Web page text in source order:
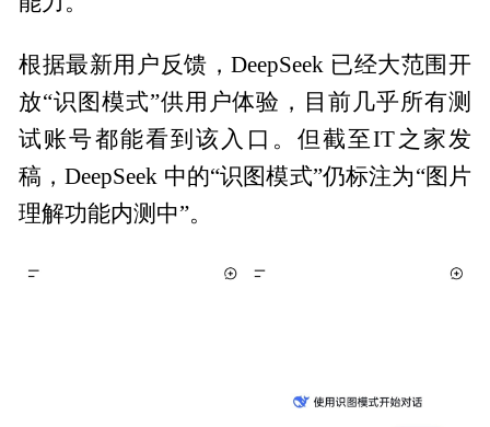
根据最新用户反馈，DeepSeek 已经大范围开
放“识图模式”供用户体验，目前几乎所有测
试账号都能看到该入口。但截至IT之家发
稿，DeepSeek 中的“识图模式”仍标注为“图片
理解功能内测中”。